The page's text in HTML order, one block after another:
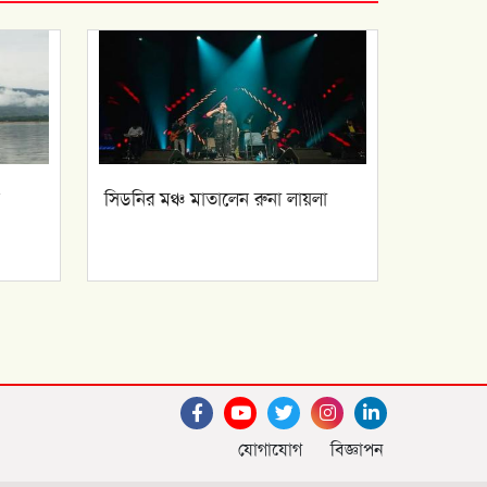
সিডনির মঞ্চ মাতালেন রুনা লায়লা
যোগাযোগ বিজ্ঞাপন